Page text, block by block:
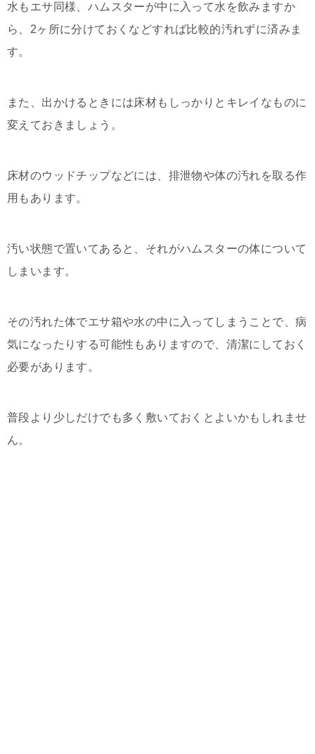
水もエサ同様、ハムスターが中に入って水を飲みますか
ら、2ヶ所に分けておくなどすれば比較的汚れずに済みま
す。
また、出かけるときには床材もしっかりとキレイなものに
変えておきましょう。
床材のウッドチップなどには、排泄物や体の汚れを取る作
用もあります。
汚い状態で置いてあると、それがハムスターの体について
しまいます。
その汚れた体でエサ箱や水の中に入ってしまうことで、病
気になったりする可能性もありますので、清潔にしておく
必要があります。
普段より少しだけでも多く敷いておくとよいかもしれませ
ん。